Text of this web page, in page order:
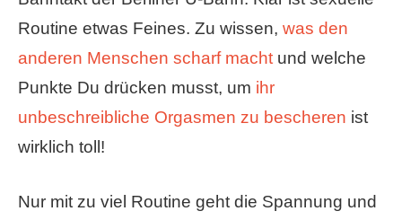
Routine etwas Feines. Zu wissen, was den
anderen Menschen scharf macht und welche
Punkte Du drücken musst, um ihr
unbeschreibliche Orgasmen zu bescheren ist
wirklich toll!
Nur mit zu viel Routine geht die Spannung und